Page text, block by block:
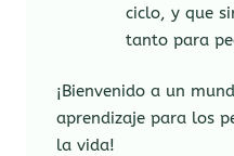
ciclo, y que
tanto para
¡Bienvenido a un
aprendizaje para los
la vida!